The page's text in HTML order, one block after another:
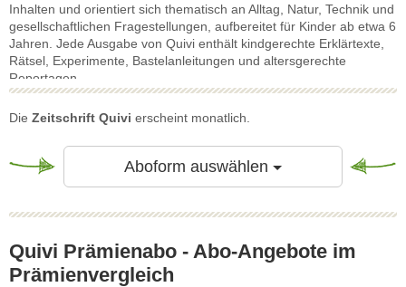
Inhalten und orientiert sich thematisch an Alltag, Natur, Technik und
gesellschaftlichen Fragestellungen, aufbereitet für Kinder ab etwa 6
Jahren. Jede Ausgabe von Quivi enthält kindgerechte Erklärtexte,
Rätsel, Experimente, Bastelanleitungen und altersgerechte
Reportagen.
Quivi legt besonderen Wert auf eine verständliche Sprache, hohe
gestalterische Qualität und pädagogisch geprüfte Inhalte. Ziel der
Zeitschrift ist es, Neugier zu wecken und einen frühen Zugang zu
Bildungsthemen zu fördern. Die Inhalte sind abwechslungsreich
und greifen sowohl aktuelle als auch saisonale Themen auf, die
Kinder in ihrer Lebenswelt ansprechen.
und sorgt dafür, dass keine Ausgabe verpasst wird. Mit einem Quivi
Lernen und Mitmachen. Die Zeitschrift eignet sich sowohl für den
privaten Gebrauch als auch für den Einsatz in Schule und Freizeit.
Die Zeitschrift Quivi erscheint monatlich.
Aboform auswählen Toggle
Quivi Prämienabo - Abo-Angebote im
Prämienvergleich